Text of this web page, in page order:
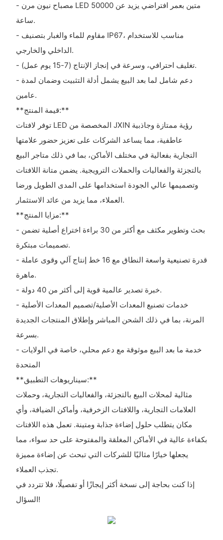
- مصباح نيون مرن LED متين بعمر افتراضي يزيد عن 50000
ساعة.
- مقاوم للماء والغبار بتصنيف IP67، مناسب للاستخدام
الداخلي والخارجي.
- تغليف احترافي، وسرعة في إنجاز الإنتاج (7-15 يوم عمل).
- دعم شامل لما بعد البيع يشمل أدلة التثبيت وضمان لمدة
عامين.
**قيمة المنتج:**
توفر لافتات LED المخصصة من JXIN رؤية ممتازة وجاذبية
عاطفية، مما يساعد الشركات على تعزيز حضور علامتها
التجارية بفعالية في مختلف الأماكن، بما في ذلك متاجر البيع
بالتجزئة والفعاليات والحملات الترويجية. يضمن متانة اللافتات
وتصميمها عالي الجودة استخدامها على المدى الطويل ورضا
العملاء، مما يزيد من عائد الاستثمار.
**مزايا المنتج:**
- بحث وتطوير مكثف مع أكثر من 30 براءة اختراع أصلية تضمن
تصميمات مبتكرة.
- قدرة تصنيعية واسعة النطاق مع 16 خط إنتاج آلي وقوى عاملة
ماهرة.
- خبرة تصدير عالمية قوية إلى أكثر من 40 دولة.
- خدمات تصنيع المعدات الأصلية/تصميم المعدات الأصلية
المرنة، بما في ذلك الشحن المباشر وإطلاق المنتجات الجديدة
بسرعة.
- خدمة ما بعد البيع موثوقة مع دعم محلي، خاصة في الولايات
المتحدة
**سيناريوهات التطبيق:**
مثالية لمحلات البيع بالتجزئة، والفعاليات التجارية، وحملات
العلامات التجارية، واللافتات الزخرفية، وأماكن الضيافة، وأي
مكان يتطلب حلول إضاءة جذابة ومتينة. تعمل هذه اللافتات
بكفاءة عالية في الأماكن المغلقة والمفتوحة على حد سواء، مما
يجعلها خيارًا مثاليًا للشركات التي تبحث عن إضاءة مميزة
تجذب العملاء.
إذا كنت بحاجة إلى نسخة أكثر إيجازًا أو تفصيلًا، فلا تتردد في
السؤال!